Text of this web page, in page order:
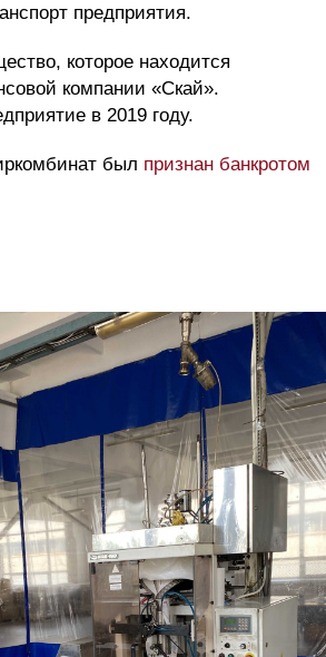
предприятия.
которое находится
компании «Скай».
в 2019 году.
был признан банкротом